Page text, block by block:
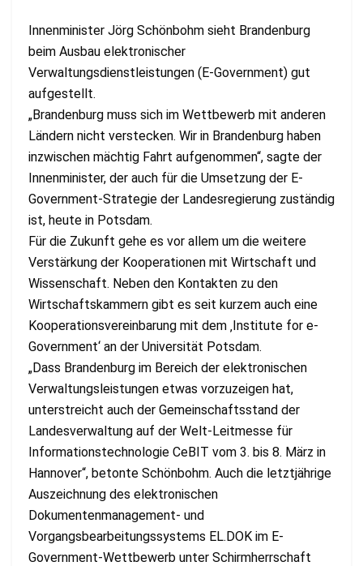
Innenminister Jörg Schönbohm sieht Brandenburg
beim Ausbau elektronischer
Verwaltungsdienstleistungen (E-Government) gut
aufgestellt.
„Brandenburg muss sich im Wettbewerb mit anderen
Ländern nicht verstecken. Wir in Brandenburg haben
inzwischen mächtig Fahrt aufgenommen“, sagte der
Innenminister, der auch für die Umsetzung der E-
Government-Strategie der Landesregierung zuständig
ist, heute in Potsdam.
Für die Zukunft gehe es vor allem um die weitere
Verstärkung der Kooperationen mit Wirtschaft und
Wissenschaft. Neben den Kontakten zu den
Wirtschaftskammern gibt es seit kurzem auch eine
Kooperationsvereinbarung mit dem ‚Institute for e-
Government‘ an der Universität Potsdam.
„Dass Brandenburg im Bereich der elektronischen
Verwaltungsleistungen etwas vorzuzeigen hat,
unterstreicht auch der Gemeinschaftsstand der
Landesverwaltung auf der Welt-Leitmesse für
Informationstechnologie CeBIT vom 3. bis 8. März in
Hannover“, betonte Schönbohm. Auch die letztjährige
Auszeichnung des elektronischen
Dokumentenmanagement- und
Vorgangsbearbeitungssystems EL.DOK im E-
Government-Wettbewerb unter Schirmherrschaft